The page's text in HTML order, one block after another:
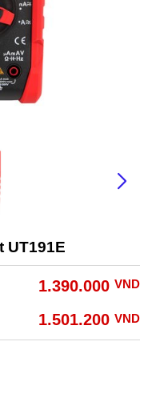
UT191E
1.390.000 VND
1.501.200 VND